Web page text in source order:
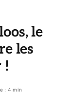
le
les
!
: 4 min